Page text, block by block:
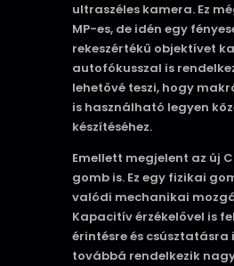
ultraszéles kamera. Ez
MP-es, de idén egy
rekeszértékű objektívet
autofókusszal is
lehetővé teszi, hogy
is használható legyen
készítéséhez.
Emellett megjelent az új
gomb is. Ez egy fizikai
valódi mechanikai
Kapacitív érzékelővel is
érintésre és csúsztatásra
továbbá rendelkezik